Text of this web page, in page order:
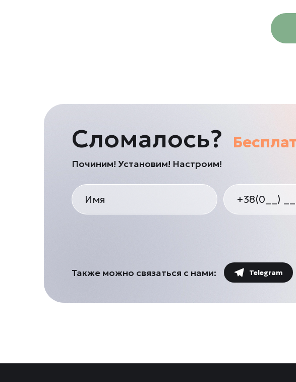
Сломалось?
Починим! Установим! Настроим!
Также можно связаться с нами: Telegram